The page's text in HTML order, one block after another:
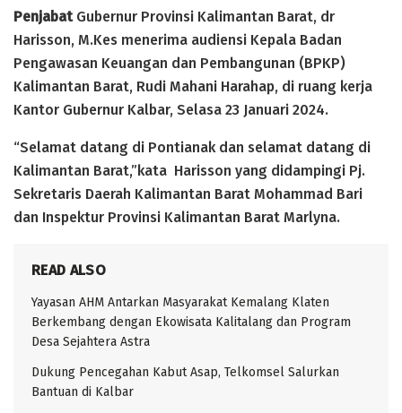
PenjabatGubernur Provinsi Kalimantan Barat, dr
Harisson, M.Kes menerima audiensi Kepala Badan
Pengawasan Keuangan dan Pembangunan (BPKP)
Kalimantan Barat, Rudi Mahani Harahap, di ruang kerja
Kantor Gubernur Kalbar, Selasa 23 Januari 2024.
“Selamat datang di Pontianak dan selamat datang di
Kalimantan Barat,”kata Harisson yang didampingi Pj.
Sekretaris Daerah Kalimantan Barat Mohammad Bari
dan Inspektur Provinsi Kalimantan Barat Marlyna.
READ ALSO
Yayasan AHM Antarkan Masyarakat Kemalang Klaten
Berkembang dengan Ekowisata Kalitalang dan Program
Desa Sejahtera Astra
Dukung Pencegahan Kabut Asap, Telkomsel Salurkan
Bantuan di Kalbar